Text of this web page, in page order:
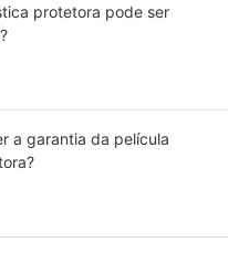
protetora pode ser
a garantia da película